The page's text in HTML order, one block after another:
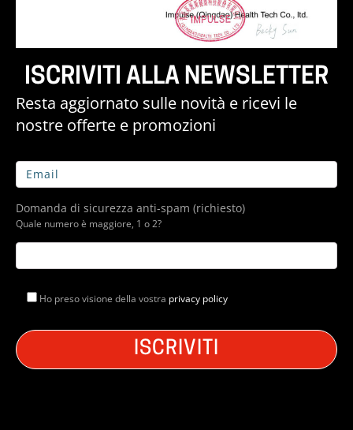
ISCRIVITI ALLA NEWSLETTER
Resta aggiornato sulle novità e ricevi le
nostre offerte e promozioni
Domanda di sicurezza anti-spam (richiesto)
Quale numero è maggiore, 1 o 2?
Ho preso visione della vostra privacy policy